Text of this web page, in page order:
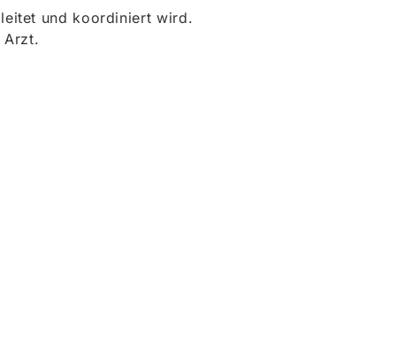
und koordiniert wird.
Arzt.